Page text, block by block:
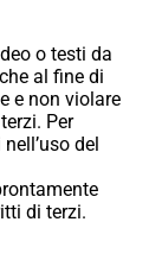
o testi da
al fine di
e non violare
Per
del
di terzi.